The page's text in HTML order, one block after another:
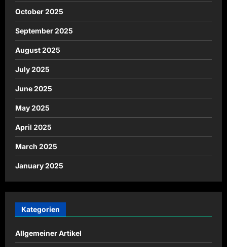
October 2025
September 2025
August 2025
July 2025
June 2025
May 2025
April 2025
March 2025
January 2025
Kategorien
Allgemeiner Artikel